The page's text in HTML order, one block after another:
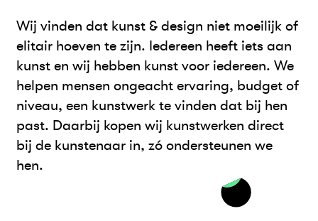
Wij vinden dat kunst & design niet moeilijk of
elitair hoeven te zijn. Iedereen heeft iets aan
kunst en wij hebben kunst voor iedereen. We
helpen mensen ongeacht ervaring, budget of
niveau, een kunstwerk te vinden dat bij hen
past. Daarbij kopen wij kunstwerken direct
bij de kunstenaar in, zó ondersteunen we
hen.